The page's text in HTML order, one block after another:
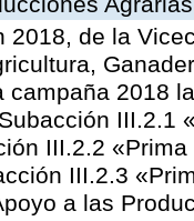
2018, de la
campaña 2018
III.2.1
III.2.2
III.2.3
a las